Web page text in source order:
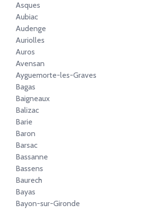
Asques
Aubiac
Audenge
Auriolles
Auros
Avensan
Ayguemorte-les-Graves
Bagas
Baigneaux
Balizac
Barie
Baron
Barsac
Bassanne
Bassens
Baurech
Bayas
Bayon-sur-Gironde